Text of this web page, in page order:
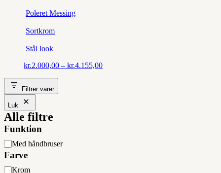
Poleret Messing
Sortkrom
Stål look
kr.2.000,00 – kr.4.155,00Prisinterval:
Filtrer varer
Luk
Alle filtre
Funktion
Funktion
Med håndbruser
Farve
FarveKrom